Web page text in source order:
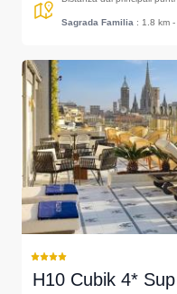
Sagrada Familia : 1.8 km -
H10 Cubik 4* Sup